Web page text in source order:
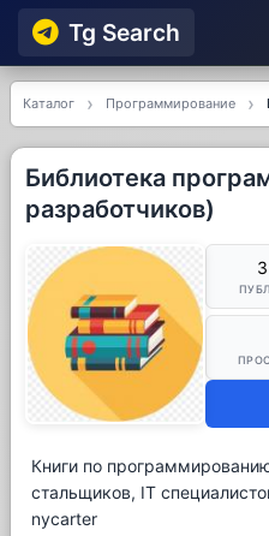
Tg Searсh
Каталог Программирование
Библиотека
разработчиков)
Книги по
стальщиков, IT
nycarter